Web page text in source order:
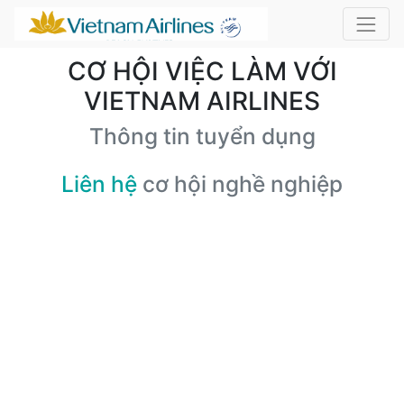
CƠ HỘI VIỆC LÀM VỚI
VIETNAM AIRLINES
Thông tin tuyển dụng
Liên hệ cơ hội nghề nghiệp